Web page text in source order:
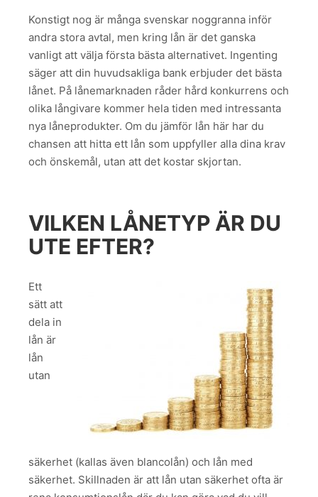
Konstigt nog är många svenskar noggranna inför
andra stora avtal, men kring lån är det ganska
vanligt att välja första bästa alternativet. Ingenting
säger att din huvudsakliga bank erbjuder det bästa
lånet. På lånemarknaden råder hård konkurrens och
olika långivare kommer hela tiden med intressanta
nya låneprodukter. Om du jämför lån här har du
chansen att hitta ett lån som uppfyller alla dina krav
och önskemål, utan att det kostar skjortan.
VILKEN LÅNETYP ÄR DU
UTE EFTER?
Ett
sätt att
dela in
lån är
lån
utan
säkerhet (kallas även blancolån) och lån med
säkerhet. Skillnaden är att lån utan säkerhet ofta är